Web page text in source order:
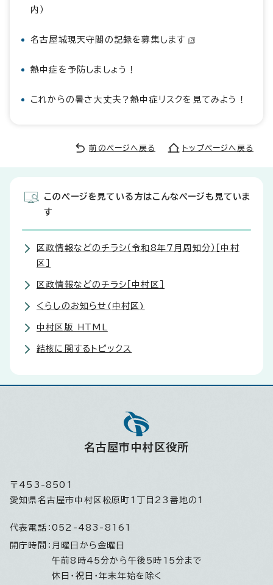
内）
名古屋城現天守閣の記録を募集します
熱中症を予防しましょう！
これからの暑さ大丈夫？熱中症リスクを見てみよう！
前のページへ戻る トップページへ戻る
このページを見ている方はこんなページも見ていま
す
区政情報などのチラシ（令和8年7月周知分）［中村
区］
区政情報などのチラシ［中村区］
くらしのお知らせ(中村区)
中村区版 HTML
結核に関するトピックス
名古屋市中村区役所
〒453-8501
愛知県名古屋市中村区松原町1丁目23番地の1
代表電話： 052-483-8161
開庁時間： 月曜日から金曜日
午前8時45分から午後5時15分まで
休日・祝日・年末年始を除く